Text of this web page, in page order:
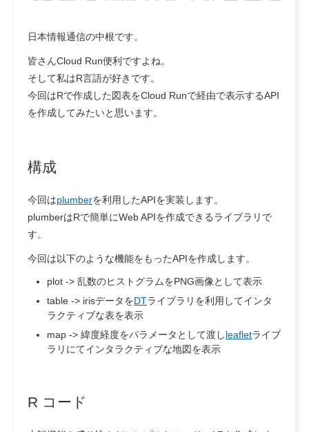
日本情報通信の中根です。
皆さんCloud Run便利ですよね。
そして私はR言語が好きです。
今回はRで作成した図表をCloud Runで経由で表示するAPI
を作成してみたいと思います。
構成
今回はplumberを利用したAPIを実装します。
plumberはRで簡単にWeb APIを作成できるライブラリで
す。
今回は以下のような機能をもったAPIを作成します。
plot -> 乱数のヒストグラムをPNG画像として表示
table -> irisデータをDTライブラリを利用してインタ
ラクティブな表を表示
map -> 緯度経度をパラメータとして渡しleafletライブ
ラリにてインタラクティブな地図を表示
R コード